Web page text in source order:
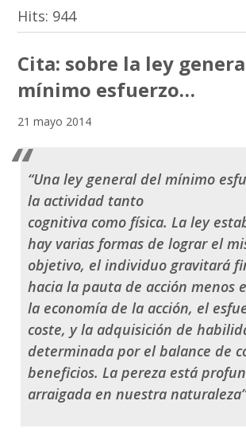
Hits: 944
Cita: sobre la ley
mínimo esfuerzo…
21 mayo 2014
“Una ley general del mínimo
la actividad tanto
cognitiva como física. La ley
hay varias formas de lograr el
objetivo, el individuo gravitará
hacia la pauta de acción menos
la economía de la acción, el
coste, y la adquisición de
determinada por el balance de
beneficios. La pereza está
arraigada en nuestra naturaleza”